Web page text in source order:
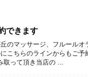
できます
のマッサージ、フルール
こちらのラインからもご
って頂き当店の ...